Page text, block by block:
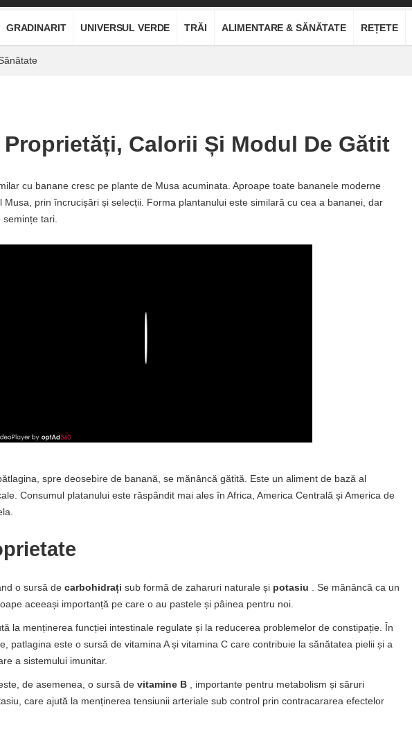
GRADINARIT UNIVERSUL VERDE TRĂI ALIMENTARE & SĂNĂTATE REȚETE
Proprietăți, Calorii Și Modul De Gătit
cu banane cresc pe plante de Musa acuminata. Aproape toate bananele moderne
Musa, prin încrucișări și selecții. Forma plantanului este similară cu cea a bananei, dar
tari.
spre deosebire de banană, se mănâncă gătită. Este un aliment de bază al
Consumul platanului este răspândit mai ales în Africa, America Centrală și America de
o sursă de carbohidrați sub formă de zaharuri naturale și potasiu . Se mănâncă ca un
aceeași importanță pe care o au pastele și pâinea pentru noi.
la menținerea funcției intestinale regulate și la reducerea problemelor de constipație. În
patlagina este o sursă de vitamina A și vitamina C care contribuie la sănătatea pielii și a
a sistemului imunitar.
de asemenea, o sursă de vitamine B , importante pentru metabolism și săruri
care ajută la menținerea tensiunii arteriale sub control prin contracararea efectelor